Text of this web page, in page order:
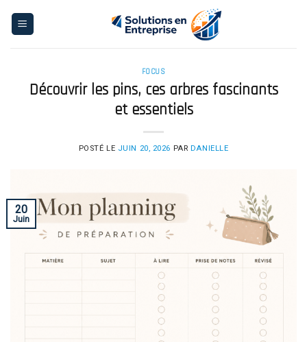
FOCUS
Découvrir les pins, ces arbres fascinants
et essentiels
POSTÉ LE JUIN 20, 2026 PAR DANIELLE
20
Juin